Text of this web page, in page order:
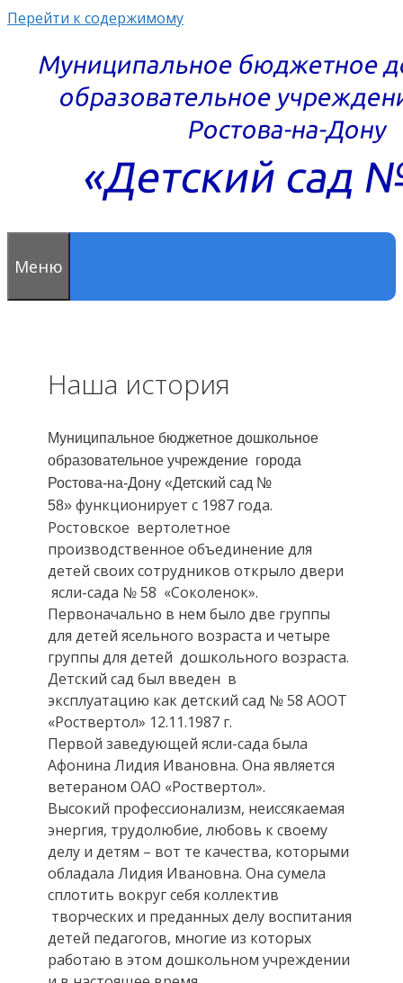
Перейти к содержимому
Меню
Наша история
Муниципальное бюджетное дошкольное
образовательное учреждение города
Ростова-на-Дону «Детский сад №
58» функционирует с 1987 года.
Ростовское вертолетное
производственное объединение для
детей своих сотрудников открыло двери
ясли-сада № 58 «Соколенок».
Первоначально в нем было две группы
для детей ясельного возраста и четыре
группы для детей дошкольного возраста.
Детский сад был введен в
эксплуатацию как детский сад № 58 АООТ
«Роствертол» 12.11.1987 г.
Первой заведующей ясли-сада была
Афонина Лидия Ивановна. Она является
ветераном ОАО «Роствертол».
Высокий профессионализм, неиссякаемая
энергия, трудолюбие, любовь к своему
делу и детям – вот те качества, которыми
обладала Лидия Ивановна. Она сумела
сплотить вокруг себя коллектив
творческих и преданных делу воспитания
детей педагогов, многие из которых
работаю в этом дошкольном учреждении